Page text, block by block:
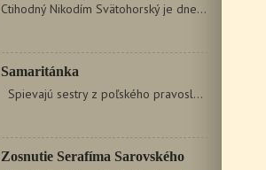
Ctihodný Nikodím Svätohorský je dnes veľmi vážený a obľúbený…
Samaritánka
Spievajú sestry z poľského pravoslávneho monastiera…
Zosnutie Serafíma Sarovského